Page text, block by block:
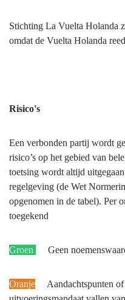
Stichting La Vuelta Holanda
omdat de Vuelta Holanda
Risico's
Een verbonden partij wordt
risico’s op het gebied van
toetsing wordt altijd
regelgeving (de Wet
opgenomen in de tabel). Per
toegekend
Groen Geen
Oranje
Aandachtspunten of